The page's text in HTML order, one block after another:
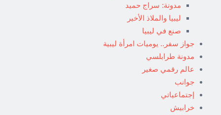
مدونة: سراج حميد
ليبيا والملاذ الأخير
صنع في ليبيا
جواز سفر.. يوميات امرأة ليبية
مدونة طرابلسي
عالم رقمي صغير
جوانب
إجتماعياتي
خرابيش